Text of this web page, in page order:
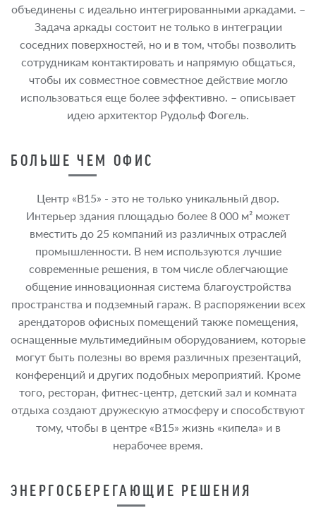
объединены с идеально интегрированными аркадами. –
Задача аркады состоит не только в интеграции
соседних поверхностей, но и в том, чтобы позволить
сотрудникам контактировать и напрямую общаться,
чтобы их совместное совместное действие могло
использоваться еще более эффективно. – описывает
идею архитектор Рудольф Фогель.
БОЛЬШЕ ЧЕМ ОФИС
Центр «B15» - это не только уникальный двор.
Интерьер здания площадью более 8 000 м² может
вместить до 25 компаний из различных отраслей
промышленности. В нем используются лучшие
современные решения, в том числе облегчающие
общение инновационная система благоустройства
пространства и подземный гараж. В распоряжении всех
арендаторов офисных помещений также помещения,
оснащенные мультимедийным оборудованием, которые
могут быть полезны во время различных презентаций,
конференций и других подобных мероприятий. Кроме
того, ресторан, фитнес-центр, детский зал и комната
отдыха создают дружескую атмосферу и способствуют
тому, чтобы в центре «B15» жизнь «кипела» и в
нерабочее время.
ЭНЕРГОСБЕРЕГАЮЩИЕ РЕШЕНИЯ